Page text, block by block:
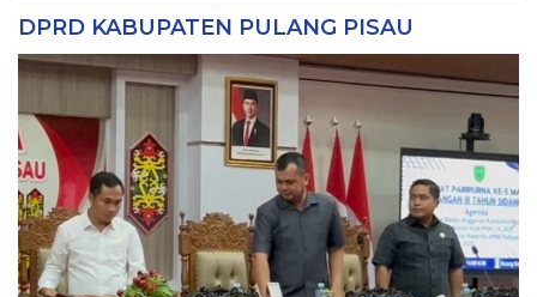
DPRD KABUPATEN PULANG PISAU